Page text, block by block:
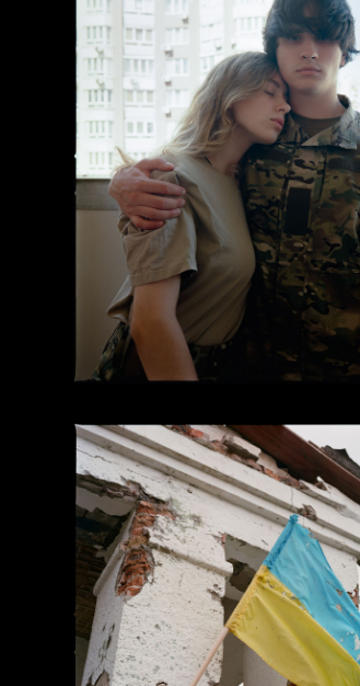
КНИГИ ТА ПУБЛІКАЦІЇ
Epitome (2024), видавництво
примірників, тверда
Розпродано у видавця
Heavy Clouds
(2021),
обмежене видання зіну,
Розпродано
ОБРАНІ ДОСЯГНЕННЯ
2025 — переможець у
відVogue Ukraine
PhotoVogue
2024
— грант Documenting
Sciences, Відень
2024
— учасник шортлиста
2023— обраний до The
2022— шортлистPalm
ВИСТАВКИ
Epitome, Unsocial Studio,
уточнюються)
Fade, ExNihilo Gallery,
уточнюються)
Cortona On The Move 2025
17 липня – 2 листопада
Vogue Futurespective, арт-
2025
A Heart That Beats
Schwules